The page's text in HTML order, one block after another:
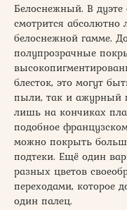
Белоснежный. В
смотрится
белоснежной гамме.
полупрозрачные
блесток, это могут
пыли, так и ажурный
лишь на кончиках
подобное
можно покрыть
подтеки. Ещё один
разных цветов
переходами, которое
один палец.